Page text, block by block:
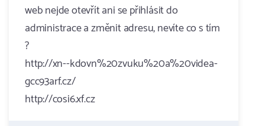
web nejde otevřít ani se přihlásit do
administrace a změnit adresu, nevíte co s tím
?
http://xn--kdovn%20zvuku%20a%20videa-
gcc93arf.cz/
http://cosi6.xf.cz